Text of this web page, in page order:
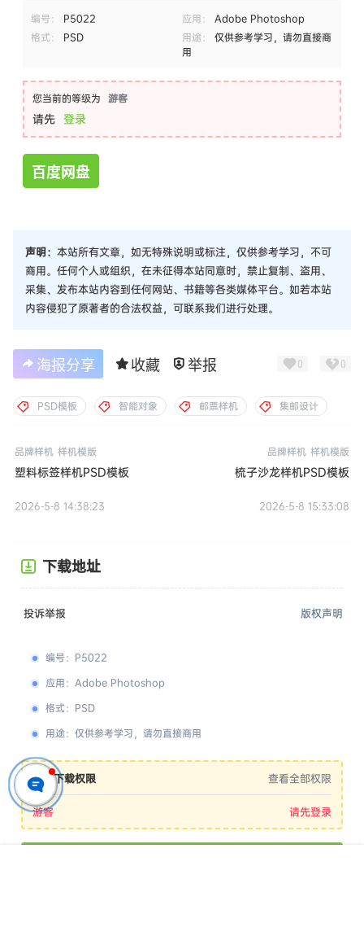
编号： P5022 应用：
Adobe Photoshop
格式：
PSD 用途：
仅供参考学习，请勿直接商
用
您当前的等级为 游客
请先 登录
百度网盘
声明： 本站所有文章，如无特殊说明或标注，仅供参考学习，不可
商用。任何个人或组织，在未征得本站同意时，禁止复制、盗用、
采集、发布本站内容到任何网站、书籍等各类媒体平台。如若本站
内容侵犯了原著者的合法权益，可联系我们进行处理。
海报分享 收藏 举报 0 0
PSD模板 智能对象 邮票样机 集邮设计
品牌样机 样机模版
塑料标签样机PSD模板
2026-5-8 14:38:23
品牌样机 样机模版
梳子沙龙样机PSD模板
2026-5-8 15:33:08
下载地址
投诉举报 版权声明
编号： P5022
应用： Adobe Photoshop
格式： PSD
用途： 仅供参考学习，请勿直接商用
您的下载权限 查看全部权限
游客 请先登录